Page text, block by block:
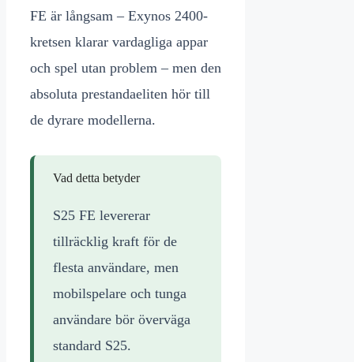
FE är långsam – Exynos 2400-
kretsen klarar vardagliga appar
och spel utan problem – men den
absoluta prestandaeliten hör till
de dyrare modellerna.
Vad detta betyder
S25 FE levererar
tillräcklig kraft för de
flesta användare, men
mobilspelare och tunga
användare bör överväga
standard S25.